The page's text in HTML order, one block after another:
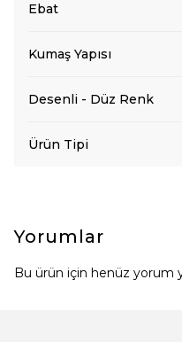
Ebat
Kumaş Yapısı
Desenli - Düz Renk
Ürün Tipi
Yorumlar
Bu ürün için henüz yorum